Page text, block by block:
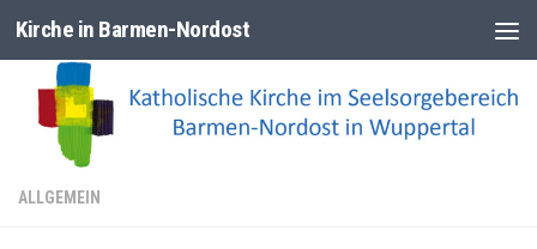
Zum Inhalt springen
Kirche in Barmen-Nordost
ALLGEMEIN